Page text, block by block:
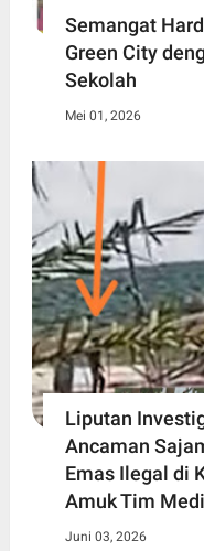
Semangat
Green City
Sekolah
Mei 01, 2026
Liputan
Ancaman
Emas Ilegal di
Amuk Tim
Juni 03, 2026